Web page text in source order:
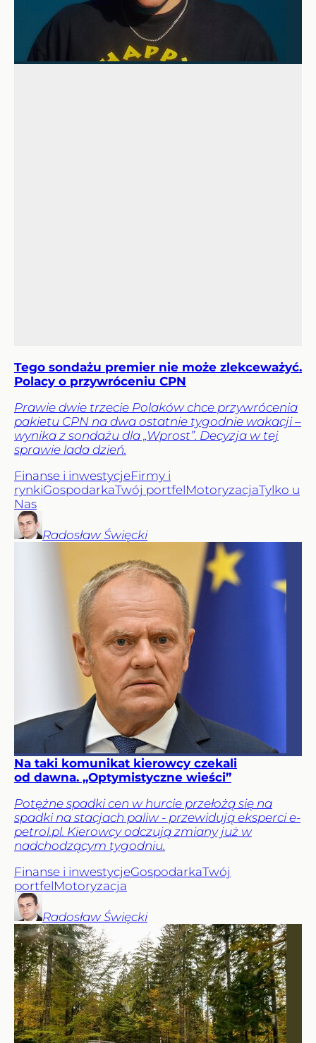
Tego sondażu premier nie może zlekceważyć.
Polacy o przywróceniu CPN
Prawie dwie trzecie Polaków chce przywrócenia
pakietu CPN na dwa ostatnie tygodnie wakacji –
wynika z sondażu dla „Wprost”. Decyzja w tej
sprawie lada dzień.
Finanse i inwestycjeFirmy i
rynkiGospodarkaTwój portfelMotoryzacjaTylko u
Nas
Radosław Święcki
Na taki komunikat kierowcy czekali
od dawna. „Optymistyczne wieści”
Potężne spadki cen w hurcie przełożą się na
spadki na stacjach paliw - przewidują eksperci e-
petrol.pl. Kierowcy odczują zmiany już w
nadchodzącym tygodniu.
Finanse i inwestycjeGospodarkaTwój
portfelMotoryzacja
Radosław Święcki